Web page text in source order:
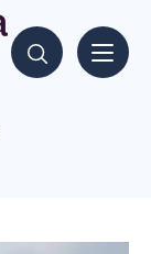
Hae sisältöjä